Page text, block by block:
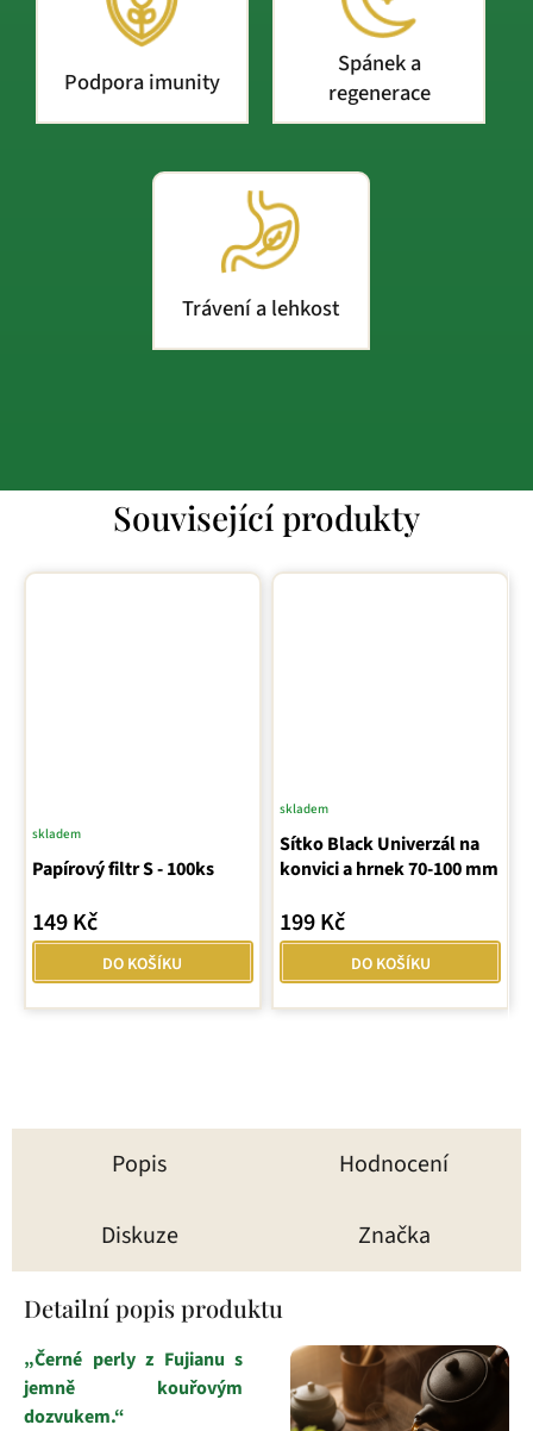
Podpora imunity
Spánek a
regenerace
Trávení a lehkost
Související produkty
Papírový filtr S - 100ks
skladem
149 Kč
DO KOŠÍKU
Sítko Black Univerzál na
konvici a hrnek 70-100 mm
Průměrné
hodnocení
produktu
5,0
5
hvězdiček.
skladem
199 Kč
DO KOŠÍKU
Popis Hodnocení
Diskuze Značka
Detailní popis produktu
„Černé perly z Fujianu s
jemně kouřovým
dozvukem.“